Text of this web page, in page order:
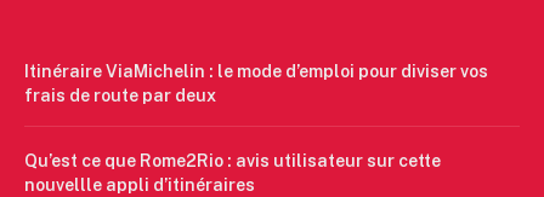
Itinéraire ViaMichelin : le mode d’emploi pour diviser vos
frais de route par deux
Qu’est ce que Rome2Rio : avis utilisateur sur cette
nouvellle appli d’itinéraires